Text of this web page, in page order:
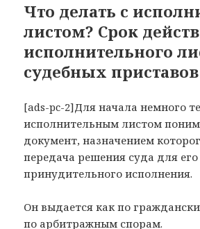
Что делать с
листом? Срок
исполнительного
судебных приставов
[ads-pc-2]Для начала немного
исполнительным листом
документ, назначением
передача решения суда для его
принудительного исполнения.
Он выдается как по
по арбитражным спорам.